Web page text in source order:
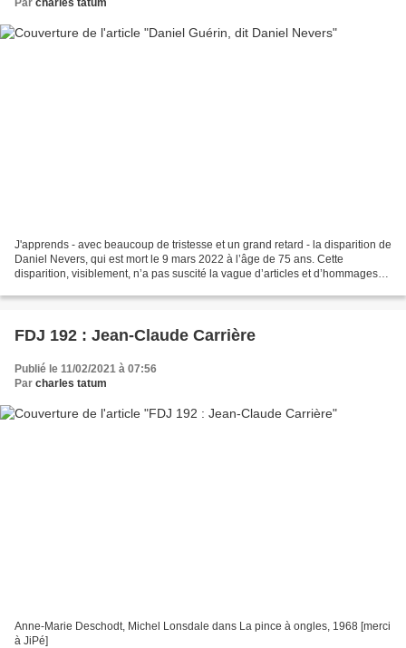
J'apprends - avec beaucoup de tristesse et un grand retard - la disparition de
Daniel Nevers, qui est mort le 9 mars 2022 à l’âge de 75 ans. Cette
disparition, visiblement, n’a pas suscité la vague d’articles et d’hommages
FDJ 192 : Jean-Claude Carrière
Publié le 11/02/2021 à 07:56
Par charles tatum
Anne-Marie Deschodt, Michel Lonsdale dans La pince à ongles, 1968 [merci
à JiPé]